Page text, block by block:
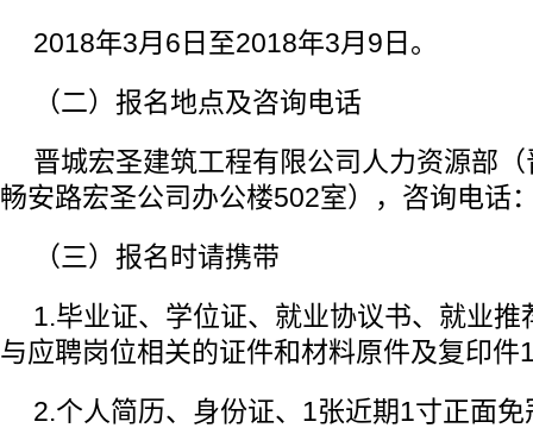
2018年3月6日至2018年3月9日。
（二）报名地点及咨询电话
晋城宏圣建筑工程有限公司人力资源部
畅安路宏圣公司办公楼502室），咨询电话
（三）报名时请携带
1.毕业证、学位证、就业协议书、就业推
与应聘岗位相关的证件和材料原件及复印件
2.个人简历、身份证、1张近期1寸正面免